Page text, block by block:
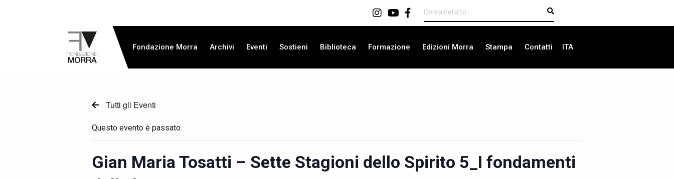
Fondazione Morra Archivi Eventi Sostieni Biblioteca Formazione Edizioni Morra Stampa Contatti ITA
Tutti gli Eventi
Questo evento è passato.
Gian Maria Tosatti – Sette Stagioni dello Spirito 5_I fondamenti